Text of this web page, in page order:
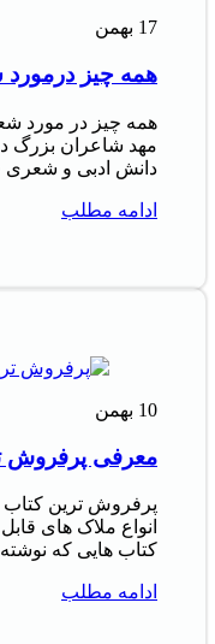
17 بهمن
همه چیز
همه چیز در مورد
مهد شاعران بزرگ
دانش ادبی و
ادامه مطلب
10 بهمن
معرفی پرفروش‌
انواع ملاک‌ های
کتاب‌ هایی که
ادامه مطلب